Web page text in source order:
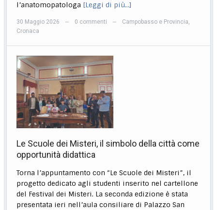
l’anatomopatologa [Leggi di più…]
30 Maggio 2026 — 0 commenti — Campobasso e Provincia
Cronaca
Le Scuole dei Misteri, il simbolo della città come
opportunità didattica
Torna l’appuntamento con “Le Scuole dei Misteri”, il
progetto dedicato agli studenti inserito nel cartellone
del Festival dei Misteri. La seconda edizione è stata
presentata ieri nell’aula consiliare di Palazzo San